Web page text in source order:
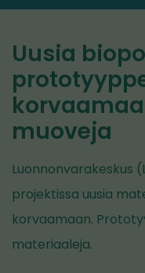
Uusia
muoveja
Luonnonvarakeskus
projektissa uusia
korvaamaan.
materiaaleja.